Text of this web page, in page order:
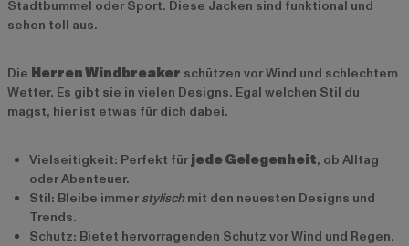
Stadtbummel oder Sport. Diese Jacken sind funktional und
sehen toll aus.
Die Herren Windbreaker schützen vor Wind und schlechtem
Wetter. Es gibt sie in vielen Designs. Egal welchen Stil du
magst, hier ist etwas für dich dabei.
Vielseitigkeit: Perfekt fürjede Gelegenheit, ob Alltag
oder Abenteuer.
Stil: Bleibe immer stylischmit den neuesten Designs und
Trends.
Schutz: Bietet hervorragenden Schutz vor Wind und Regen.